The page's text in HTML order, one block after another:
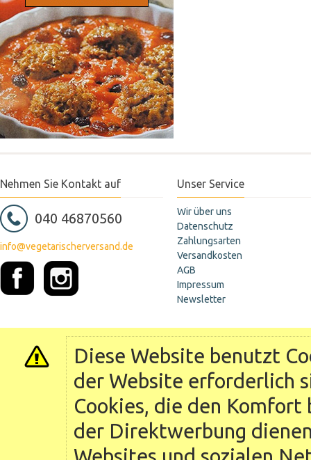
ohne Lupine
ohne Gluten
ohne Nüsse
Nehmen Sie Kontakt auf
040 46870560
info@vegetarischerversand.de
Unser Service
Wir über uns
Datenschutz
Zahlungsarten
Versandkosten
AGB
Impressum
Newsletter
Diese Website benutzt
der Website erforderlich
Cookies, die den
der Direktwerbung